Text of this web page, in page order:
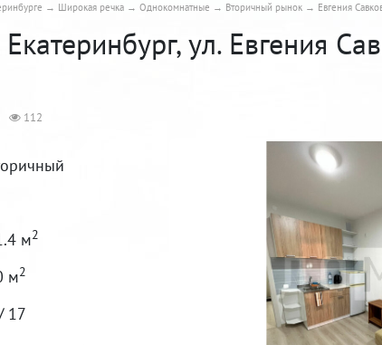
Широкая речка Однокомнатные Вторичный рынок Евгения
ул. Евгения
112
м2
м2
17